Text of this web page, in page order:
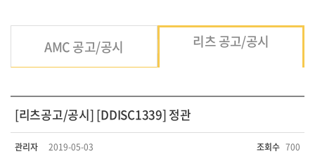
AMC 공고/공시 리츠 공고/공시
[리츠공고/공시] [DDISC1339] 정관
관리자 2019-05-03 조회수 700